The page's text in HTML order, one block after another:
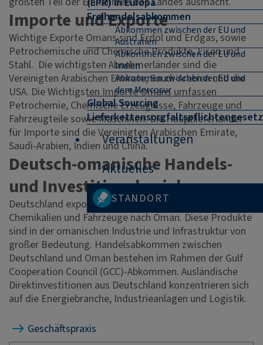
Freihandelsabkommen
Abkommen zwischen der EU und
Australien
Abkommen zwischen der EU und
Indien
Abkommen zwischen der EU und
dem Mercosur
Global Sourcing
Lieferkettensorgfaltspflichtengesetz
Veranstaltungen
Aktuelles
STANDORT
Importe und Exporte
Wichtige Exporte Omans sind Erdöl und Erdgas, sowie
Petrochemische und Chemische Produkte, Eisen und
Stahl. Die wichtigsten Abnehmerländer sind die
Vereinigten Arabischen Emirate, Saudi-Arabien und die
USA. Die Wichtigsten Importe Omans umfassen
Petrochemie, Chemische Erzeugnisse, Fahrzeuge und
Fahrzeugteile sowie Maschinen. Die Hauptlieferländer
für Importe sind die Vereinigten Arabischen Emirate,
Saudi-Arabien, Indien und China.
Deutsch-omanische Handels-
und Investitionsbeziehungen
Deutschland exportiert vor allem Maschinen,
Chemikalien und Fahrzeuge nach Oman. Diese Produkte
sind in der omanischen Industrie und Infrastruktur von
großer Bedeutung. Handelsabkommen zwischen
Deutschland und Oman bestehen im Rahmen der Gulf
Cooperation Council (GCC)-Abkommen. Ausländische
Direktinvestitionen aus Deutschland konzentrieren sich
auf die Energiebranche, Industrieanlagen und Logistik.
Geschäftspraxis